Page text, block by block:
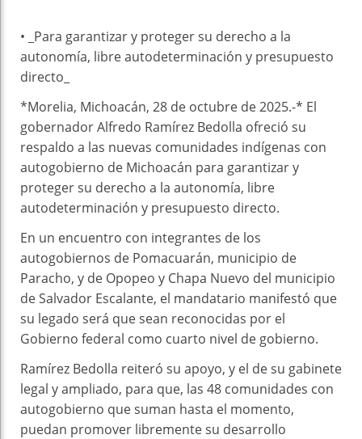
• _Para garantizar y proteger su derecho a la
autonomía, libre autodeterminación y presupuesto
directo_
*Morelia, Michoacán, 28 de octubre de 2025.-* El
gobernador Alfredo Ramírez Bedolla ofreció su
respaldo a las nuevas comunidades indígenas con
autogobierno de Michoacán para garantizar y
proteger su derecho a la autonomía, libre
autodeterminación y presupuesto directo.
En un encuentro con integrantes de los
autogobiernos de Pomacuarán, municipio de
Paracho, y de Opopeo y Chapa Nuevo del municipio
de Salvador Escalante, el mandatario manifestó que
su legado será que sean reconocidas por el
Gobierno federal como cuarto nivel de gobierno.
Ramírez Bedolla reiteró su apoyo, y el de su gabinete
legal y ampliado, para que, las 48 comunidades con
autogobierno que suman hasta el momento,
puedan promover libremente su desarrollo